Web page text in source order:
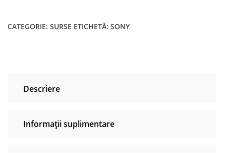
Sony
CATEGORIE: SURSE ETICHETĂ: SONY
Descriere
Informații suplimentare